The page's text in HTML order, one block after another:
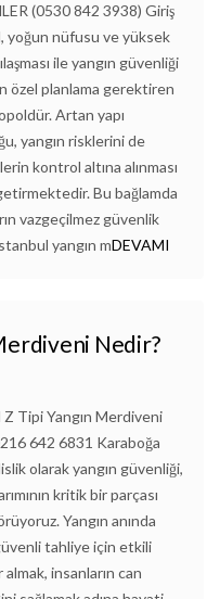
(0530 842 3938) Giriş
yoğun nüfusu ve yüksek
ile yangın güvenliği
özel planlama gerektiren
Artan yapı
yangın risklerini de
kontrol altına alınması
Bu bağlamda
vazgeçilmez güvenlik
yangın mDEVAMI
Nedir?
Tipi Yangın Merdiveni
642 6831 Karaboğa
olarak yangın güvenliği,
kritik bir parçası
Yangın anında
tahliye için etkili
insanların can